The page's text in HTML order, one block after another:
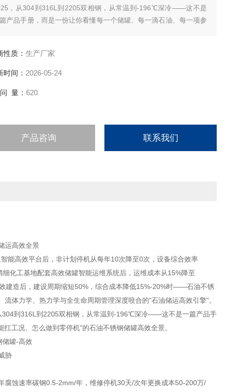
，从304到316L到2205双相钢，从常温到-196℃深冷——这不是
产品手册，而是一份让你看懂每一个储罐、每一滴石油、每一项参
性质： 生产厂家
时间： 2026-05-24
量： 620
产品咨询 联系我们
运高效全景
能高效平台后，非计划停机从每年10次降至0次，设备综合效率
化工基地配套高效储罐智能运维系统后，运维成本从15%降至
建造后，建设周期缩短50%，综合成本降低15%-20%时——石油不锈
体力学、热力学与全生命周期管理深度咬合的"石油储运高效引擎"。
到316L到2205双相钢，从常温到-196℃深冷——这不是一篇产品手
工况、怎么做到零停机"的石油不锈钢储罐高效全景。
胁
腐蚀速率碳钢0.5-2mm/年，维修停机30天/次年更换成本50-200万/